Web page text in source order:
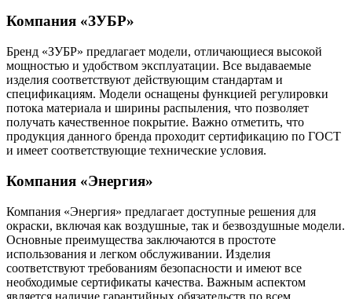
Компания «ЗУБР»
Бренд «ЗУБР» предлагает модели, отличающиеся высокой
мощностью и удобством эксплуатации. Все выдаваемые
изделия соответствуют действующим стандартам и
спецификациям. Модели оснащены функцией регулировки
потока материала и ширины распыления, что позволяет
получать качественное покрытие. Важно отметить, что
продукция данного бренда проходит сертификацию по ГОСТ
и имеет соответствующие технические условия.
Компания «Энергия»
Компания «Энергия» предлагает доступные решения для
окраски, включая как воздушные, так и безвоздушные модели.
Основные преимущества заключаются в простоте
использования и легком обслуживании. Изделия
соответствуют требованиям безопасности и имеют все
необходимые сертификаты качества. Важным аспектом
является наличие гарантийных обязательств по всем